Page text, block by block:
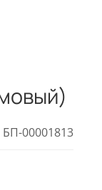
БП-00001813